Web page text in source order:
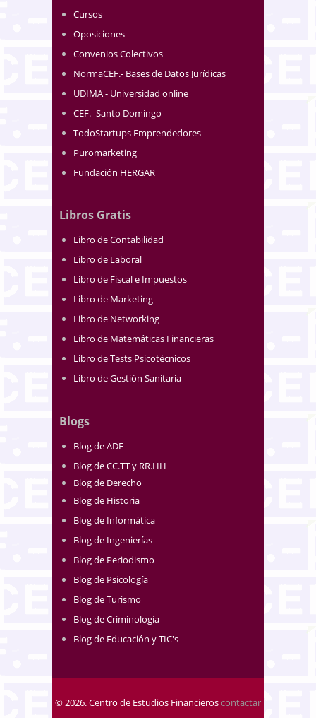
Cursos
Oposiciones
Convenios Colectivos
NormaCEF.- Bases de Datos Jurídicas
UDIMA - Universidad online
CEF.- Santo Domingo
TodoStartups Emprendedores
Puromarketing
Fundación HERGAR
Libros Gratis
Libro de Contabilidad
Libro de Laboral
Libro de Fiscal e Impuestos
Libro de Marketing
Libro de Networking
Libro de Matemáticas Financieras
Libro de Tests Psicotécnicos
Libro de Gestión Sanitaria
Blogs
Blog de ADE
Blog de CC.TT y RR.HH
Blog de Derecho
Blog de Historia
Blog de Informática
Blog de Ingenierías
Blog de Periodismo
Blog de Psicología
Blog de Turismo
Blog de Criminología
Blog de Educación y TIC's
© 2026. Centro de Estudios Financieroscontactar